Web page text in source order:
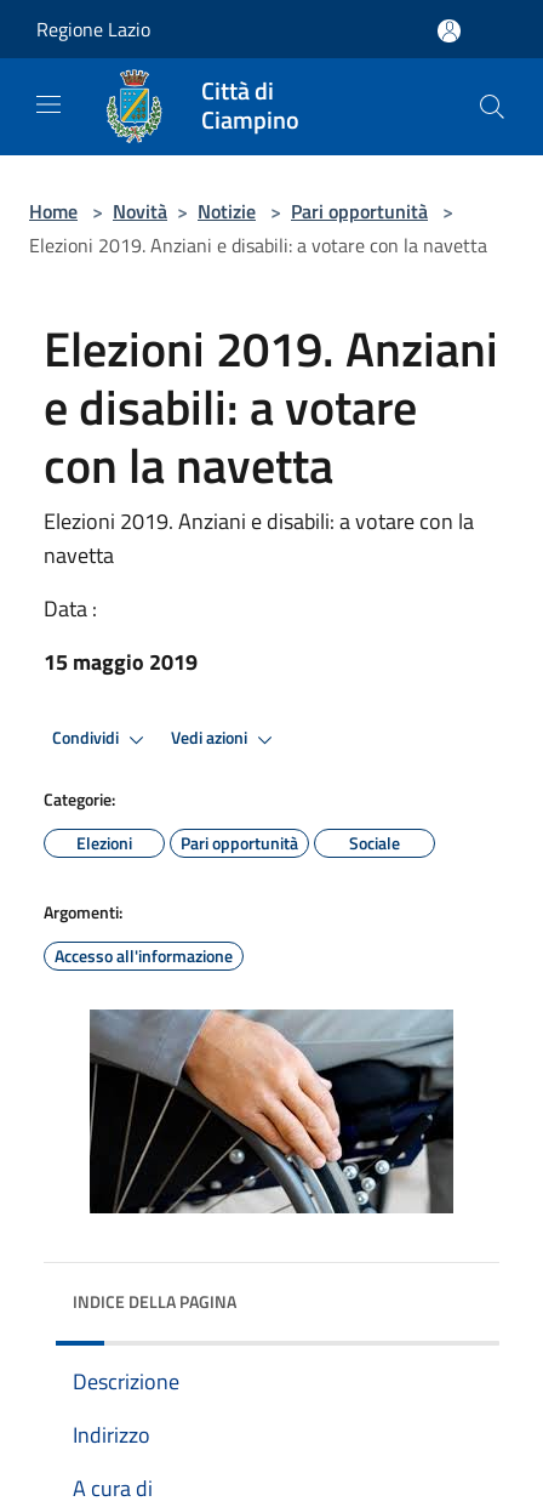
Regione Lazio
Città di
Ciampino
Home > Novità > Notizie > Pari opportunità >
Elezioni 2019. Anziani e disabili: a votare con la navetta
Elezioni 2019. Anziani
e disabili: a votare
con la navetta
Elezioni 2019. Anziani e disabili: a votare con la
navetta
Data :
15 maggio 2019
Condividi Vedi azioni
Categorie:
Elezioni
Pari opportunità Sociale
Argomenti:
Accesso all'informazione
INDICE DELLA PAGINA
Descrizione
Indirizzo
A cura di